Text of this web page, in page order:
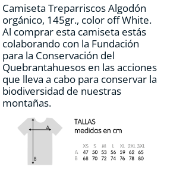
de
producto
Camiseta Treparriscos Algodón
orgánico, 145gr., color off White.
Al comprar esta camiseta estás
colaborando con la Fundación
para la Conservación del
Quebrantahuesos en las acciones
que lleva a cabo para conservar la
biodiversidad de nuestras
montañas.